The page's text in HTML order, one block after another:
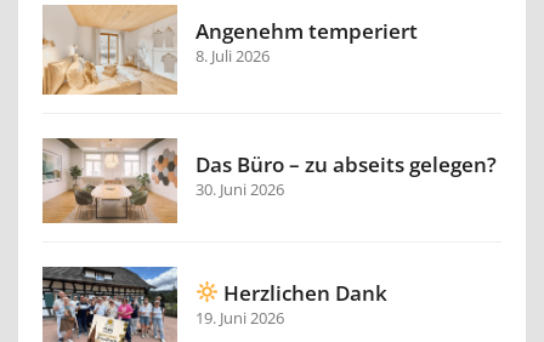
Angenehm temperiert
8. Juli 2026
Das Büro – zu abseits gelegen?
30. Juni 2026
Herzlichen Dank
19. Juni 2026